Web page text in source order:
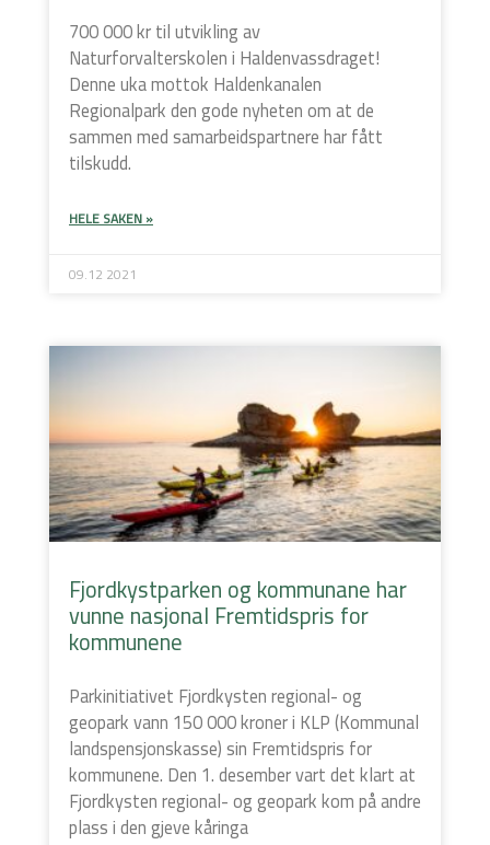
700 000 kr til utvikling av
Naturforvalterskolen i Haldenvassdraget!
Denne uka mottok Haldenkanalen
Regionalpark den gode nyheten om at de
sammen med samarbeidspartnere har fått
tilskudd.
HELE SAKEN »
09.12 2021
Fjordkystparken og kommunane har
vunne nasjonal Fremtidspris for
kommunene
Parkinitiativet Fjordkysten regional- og
geopark vann 150 000 kroner i KLP (Kommunal
landspensjonskasse) sin Fremtidspris for
kommunene. Den 1. desember vart det klart at
Fjordkysten regional- og geopark kom på andre
plass i den gjeve kåringa